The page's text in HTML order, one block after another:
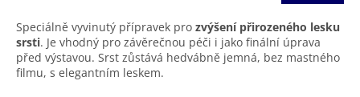
Speciálně vyvinutý přípravek pro zvýšení přirozeného lesku
srsti. Je vhodný pro závěrečnou péči i jako finální úprava
před výstavou. Srst zůstává hedvábně jemná, bez mastného
filmu, s elegantním leskem.